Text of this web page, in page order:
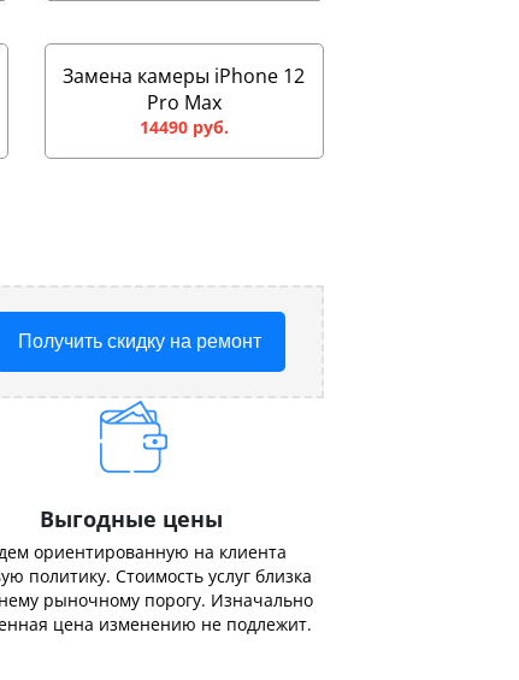
Замена камеры iPhone 12
Pro Max
14490 руб.
Получить скидку на ремонт
Выгодные цены
ориентированную на клиента
политику. Стоимость услуг близка
рыночному порогу. Изначально
цена изменению не подлежит.